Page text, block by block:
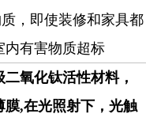
，即使装修和家具都
内有害物质超标
氧化钛活性材料，
膜,在光照射下，光触